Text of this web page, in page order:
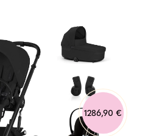
1286,90 €